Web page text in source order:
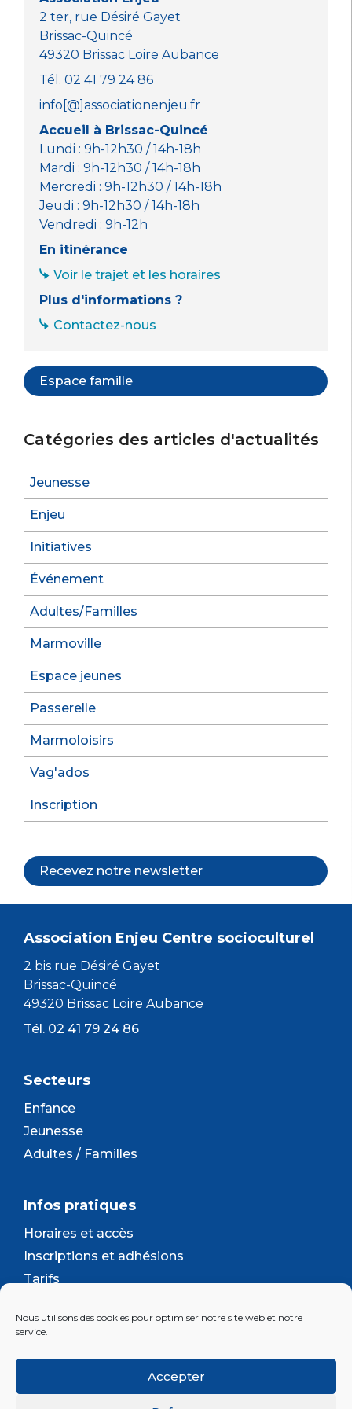
Nous utilisons des cookies pour optimiser notre site web et notre
service.
Accepter
k
2 ter, rue Désiré Gayet
Brissac-Quincé
49320 Brissac Loire Aubance
Tél. 02 41 79 24 86
info[@]associationenjeu.fr
Accueil à Brissac-Quincé
Lundi : 9h-12h30 / 14h-18h
Mardi : 9h-12h30 / 14h-18h
Mercredi : 9h-12h30 / 14h-18h
Jeudi : 9h-12h30 / 14h-18h
Vendredi : 9h-12h
En itinérance
Voir le trajet et les horaires
Plus d'informations ?
Contactez-nous
Espace famille
Catégories des articles d'actualités
Jeunesse
Enjeu
Initiatives
Événement
Adultes/Familles
Marmoville
Espace jeunes
Passerelle
Marmoloisirs
Vag'ados
Inscription
Recevez notre newsletter
Association Enjeu Centre socioculturel
2 bis rue Désiré Gayet
Brissac-Quincé
49320 Brissac Loire Aubance
Tél. 02 41 79 24 86
Secteurs
Enfance
Jeunesse
Adultes / Familles
Infos pratiques
Horaires et accès
Inscriptions et adhésions
Tarifs
Contact
Lettre d’information